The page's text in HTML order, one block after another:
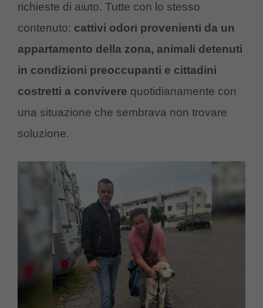
richieste di aiuto. Tutte con lo stesso
contenuto: cattivi odori provenienti da un
appartamento della zona, animali detenuti
in condizioni preoccupanti e cittadini
costretti a convivere quotidianamente con
una situazione che sembrava non trovare
soluzione.